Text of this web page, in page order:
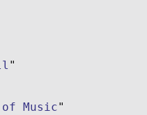
Music